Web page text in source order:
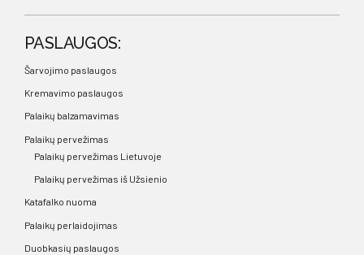
PASLAUGOS:
Šarvojimo paslaugos
Kremavimo paslaugos
Palaikų balzamavimas
Palaikų pervežimas
Palaikų pervežimas Lietuvoje
Palaikų pervežimas iš Užsienio
Katafalko nuoma
Palaikų perlaidojimas
Duobkasių paslaugos